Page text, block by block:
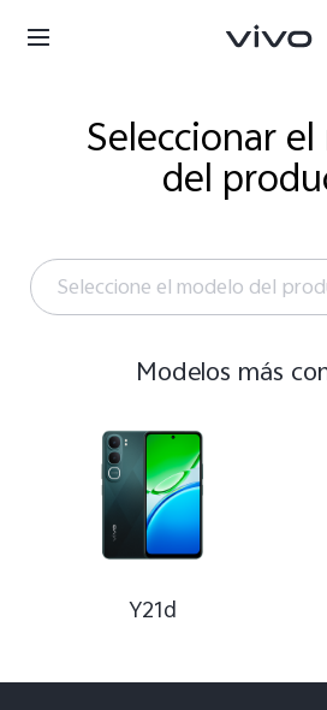
Nicaragua |
Seleccionar
del
Seleccione el modelo del
Modelos más
Y21d